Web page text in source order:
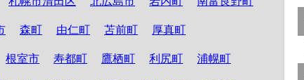
森町 由仁町 苫前町 厚真町
根室市 寿都町 鷹栖町 利尻町 浦幌町